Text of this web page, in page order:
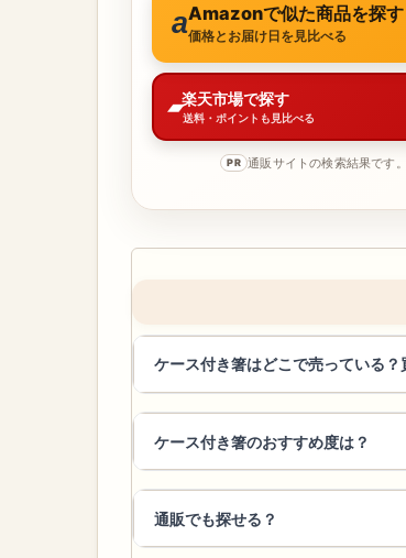
Amazonで似た商品を探す
価格とお届け日を見比べる
楽天市場で探す
送料・ポイントも見比べる
PR 通販サイトの検索結果です
ケース付き箸はどこで売っている？
ケース付き箸のおすすめ度は？
通販でも探せる？